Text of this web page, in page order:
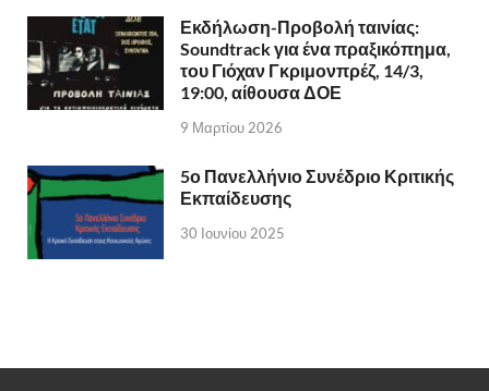
Εκδήλωση-Προβολή ταινίας:
Soundtrack για ένα πραξικόπημα,
του Γιόχαν Γκριμονπρέζ, 14/3,
19:00, αίθουσα ΔΟΕ
9 Μαρτίου 2026
5ο Πανελλήνιο Συνέδριο Κριτικής
Εκπαίδευσης
30 Ιουνίου 2025